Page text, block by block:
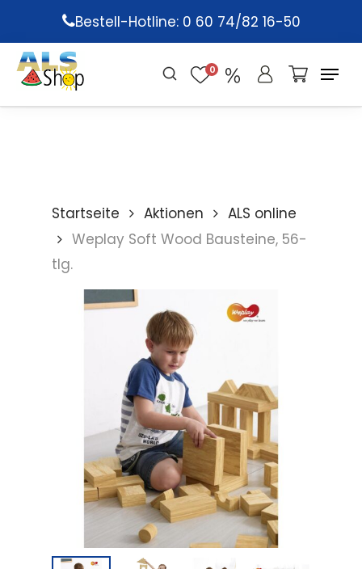
main
content
Bestell-Hotline: 0 60 74/82 16-50
0
Startseite Aktionen
ALS online
Weplay Soft Wood Bausteine, 56-
tlg.